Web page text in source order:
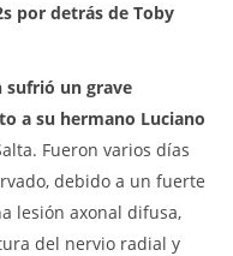
por detrás de Toby
sufrió un grave
a su hermano Luciano
Fueron varios días
debido a un fuerte
lesión axonal difusa,
del nervio radial y